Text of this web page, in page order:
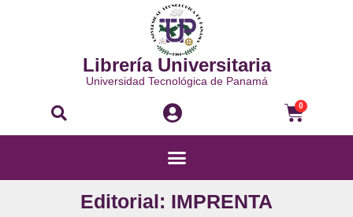
Librería Universitaria
Universidad Tecnológica de Panamá
Buscar 0
Menú
Editorial: IMPRENTA